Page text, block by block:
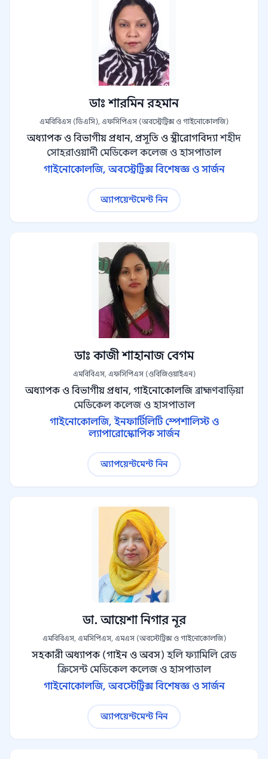
ডাঃ শারমিন রহমান
এমবিবিএস (ডিএসি), এফসিপিএস (অবস্ট্রেট্রিক্স ও গাইনোকোলজি)
অধ্যাপক ও বিভাগীয় প্রধান, প্রসূতি ও স্ত্রীরোগবিদ্যা শহীদ
সোহরাওয়ার্দী মেডিকেল কলেজ ও হাসপাতাল
গাইনোকোলজি, অবস্ট্রেট্রিক্স বিশেষজ্ঞ ও সার্জন
অ্যাপয়েন্টমেন্ট নিন
ডাঃ কাজী শাহানাজ বেগম
এমবিবিএস, এফসিপিএস (ওবিজিওয়াইএন)
অধ্যাপক ও বিভাগীয় প্রধান, গাইনোকোলজি ব্রাহ্মণবাড়িয়া
মেডিকেল কলেজ ও হাসপাতাল
গাইনোকোলজি, ইনফার্টিলিটি স্পেশালিস্ট ও
ল্যাপারোস্কোপিক সার্জন
অ্যাপয়েন্টমেন্ট নিন
ডা. আয়েশা নিগার নূর
এমবিবিএস, এমসিপিএস, এমএস (অবস্টেট্রিক্স ও গাইনোকোলজি)
সহকারী অধ্যাপক (গাইন ও অবস) হলি ফ্যামিলি রেড
ক্রিসেন্ট মেডিকেল কলেজ ও হাসপাতাল
গাইনোকোলজি, অবস্টেট্রিক্স বিশেষজ্ঞ ও সার্জন
অ্যাপয়েন্টমেন্ট নিন